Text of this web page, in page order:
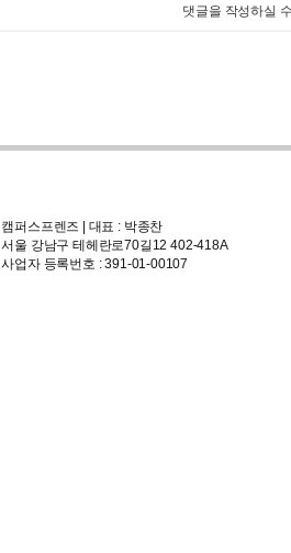
댓글을 작성하실
캠퍼스프렌즈 | 대표 : 박종찬
서울 강남구 테헤란로70길12 402-418A
사업자 등록번호 : 391-01-00107